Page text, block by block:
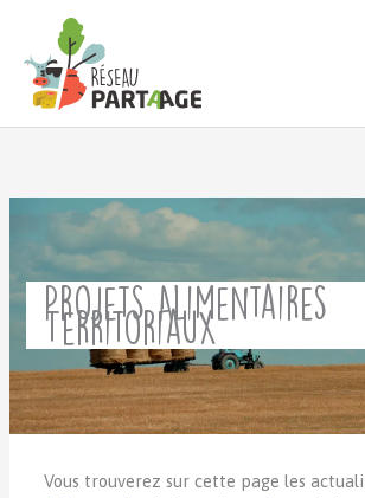
contenu
Projets Alimentaires
Territoriaux
Vous trouverez sur cette page les